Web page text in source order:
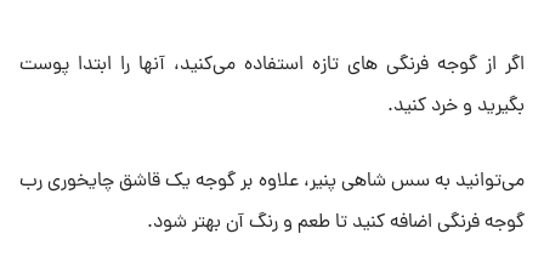
اگر از گوجه فرنگی های تازه استفاده می‌کنید، آنها را ابتدا پوست
بگیرید و خرد کنید.
می‌توانید به سس شاهی پنیر، علاوه بر گوجه یک قاشق چایخوری رب
گوجه فرنگی اضافه کنید تا طعم و رنگ آن بهتر شود.